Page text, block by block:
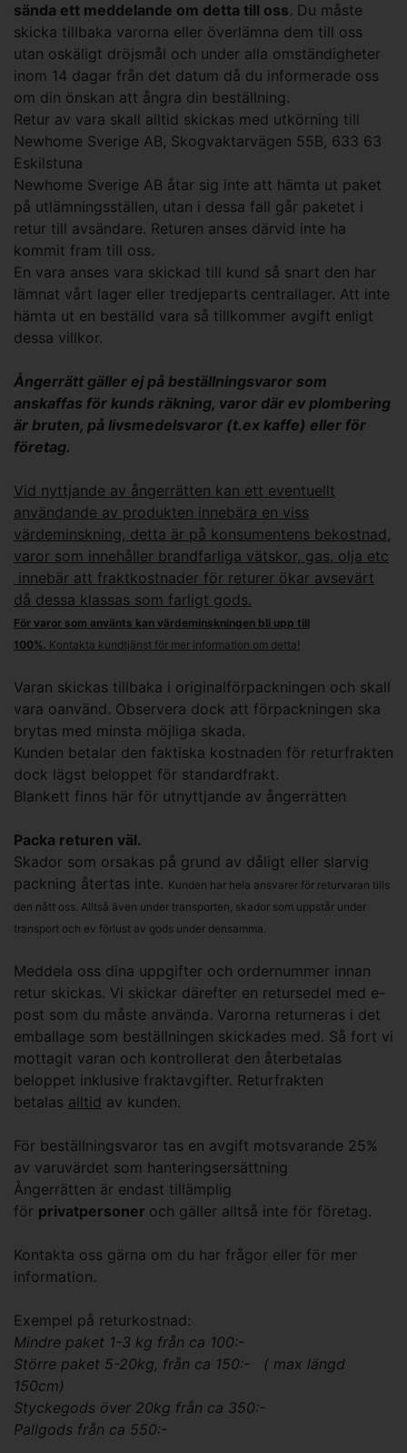
sända ett meddelande om detta till oss. Du måste
skicka tillbaka varorna eller överlämna dem till oss
utan oskäligt dröjsmål och under alla omständigheter
inom 14 dagar från det datum då du informerade oss
om din önskan att ångra din beställning.
Retur av vara skall alltid skickas med utkörning till
Newhome Sverige AB, Skogvaktarvägen 55B, 633 63
Eskilstuna
Newhome Sverige AB åtar sig inte att hämta ut paket
på utlämningsställen, utan i dessa fall går paketet i
retur till avsändare. Returen anses därvid inte ha
kommit fram till oss.
En vara anses vara skickad till kund så snart den har
lämnat vårt lager eller tredjeparts centrallager. Att inte
hämta ut en beställd vara så tillkommer avgift enligt
dessa villkor.
Ångerrätt gäller ej på beställningsvaror som
anskaffas för kunds räkning, varor där ev plombering
är bruten, på livsmedelsvaror (t.ex kaffe) eller för
företag.
Vid nyttjande av ångerrätten kan ett eventuellt
användande av produkten innebära en viss
värdeminskning, detta är på konsumentens bekostnad,
varor som innehåller brandfarliga vätskor, gas, olja etc
innebär att fraktkostnader för returer ökar avsevärt
då dessa klassas som farligt gods.
För varor som använts kan värdeminskningen bli upp till
100%. Kontakta kundtjänst för mer information om detta!
Varan skickas tillbaka i originalförpackningen och skall
vara oanvänd. Observera dock att förpackningen ska
brytas med minsta möjliga skada.
Kunden betalar den faktiska kostnaden för returfrakten
dock lägst beloppet för standardfrakt.
Blankett finns här för utnyttjande av ångerrätten
Packa returen väl.
Skador som orsakas på grund av dåligt eller slarvig
packning återtas inte. Kunden har hela ansvarer för returvaran tills
den nått oss. Alltså även under transporten, skador som uppstår under
transport och ev förlust av gods under densamma.
Meddela oss dina uppgifter och ordernummer innan
retur skickas. Vi skickar därefter en retursedel med e-
post som du måste använda. Varorna returneras i det
emballage som beställningen skickades med. Så fort vi
mottagit varan och kontrollerat den återbetalas
beloppet inklusive fraktavgifter. Returfrakten
betalas alltid av kunden.
För beställningsvaror tas en avgift motsvarande 25%
av varuvärdet som hanteringsersättning
Ångerrätten är endast tillämplig
för privatpersoner och gäller alltså inte för företag.
Kontakta oss gärna om du har frågor eller för mer
information.
Exempel på returkostnad:
Mindre paket 1-3 kg från ca 100:-
Större paket 5-20kg, från ca 150:- ( max längd
150cm)
Styckegods över 20kg från ca 350:-
Pallgods från ca 550:-